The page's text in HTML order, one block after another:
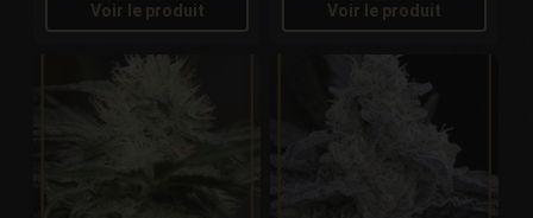
Voir le produit Voir le produit